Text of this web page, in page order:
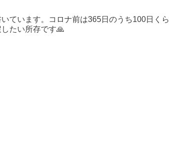
ています。コロナ前は365日のうち100日くら
たい所存です🙏